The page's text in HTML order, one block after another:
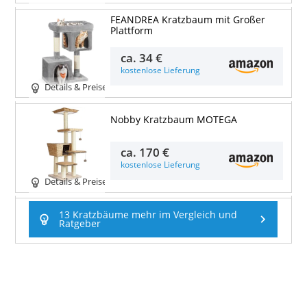
Details & Preise
FEANDREA Kratzbaum mit Großer
Plattform
ca.34 €
kostenlose Lieferung
Details & Preise
Nobby Kratzbaum MOTEGA
ca. 170 €
kostenlose Lieferung
13 Kratzbäume mehr im Vergleich und
Ratgeber